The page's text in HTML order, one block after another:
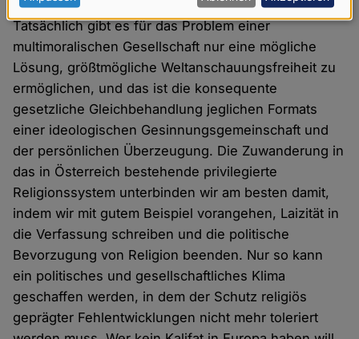
Tatsächlich gibt es für das Problem einer
multimoralischen Gesellschaft nur eine mögliche
Lösung, größtmögliche Weltanschauungsfreiheit zu
ermöglichen, und das ist die konsequente
gesetzliche Gleichbehandlung jeglichen Formats
einer ideologischen Gesinnungsgemeinschaft und
der persönlichen Überzeugung. Die Zuwanderung in
das in Österreich bestehende privilegierte
Religionssystem unterbinden wir am besten damit,
indem wir mit gutem Beispiel vorangehen, Laizität in
die Verfassung schreiben und die politische
Bevorzugung von Religion beenden. Nur so kann
ein politisches und gesellschaftliches Klima
geschaffen werden, in dem der Schutz religiös
geprägter Fehlentwicklungen nicht mehr toleriert
Daten
und
Cookies